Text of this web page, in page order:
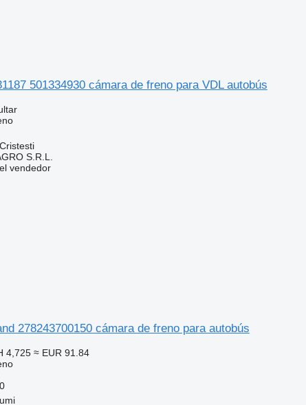
501334930 cámara de freno para VDL autobús
S.R.L.
vendedor
278243700150 cámara de freno para autobús
4,725 ≈ EUR 91.84